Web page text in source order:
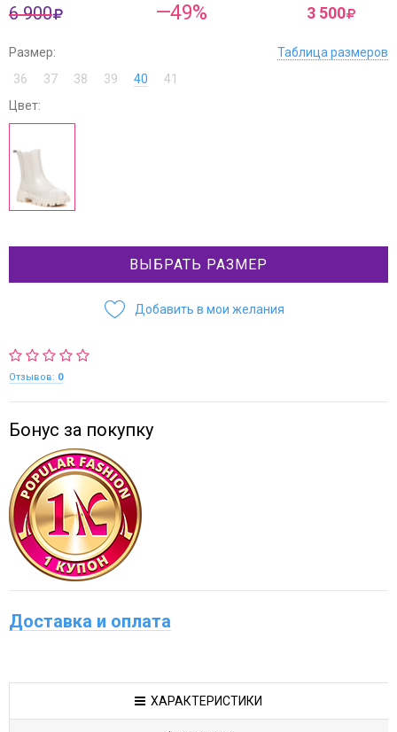
6 900 —49% 3 500
Размер:
Таблица размеров
36
37 38 39 40
41
Цвет:
ВЫБРАТЬ РАЗМЕР
Добавить в мои желания
Отзывов: 0
Бонус за покупку
Доставка и оплата
ХАРАКТЕРИСТИКИ